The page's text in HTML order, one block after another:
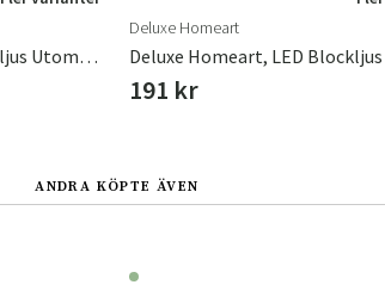
Deluxe Homeart, LED Blockljus Utomhus 7,5x15 Cm Vit
Deluxe Homeart
191 kr
ANDRA KÖPTE ÄVEN